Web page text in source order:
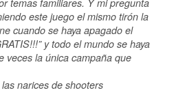
temas familiares. Y mi pregunta
este juego el mismo tirón la
cuando se haya apagado el
y todo el mundo se haya
veces la única campaña que
narices de shooters